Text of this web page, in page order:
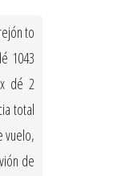
to
1043
dé 2
total
vuelo,
de